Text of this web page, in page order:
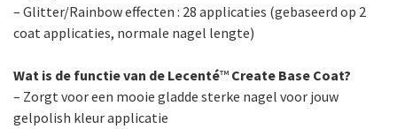
– Glitter/Rainbow effecten : 28 applicaties (gebaseerd op 2
coat applicaties, normale nagel lengte)
Wat is de functie van de Lecenté™ Create Base Coat?
– Zorgt voor een mooie gladde sterke nagel voor jouw
gelpolish kleur applicatie